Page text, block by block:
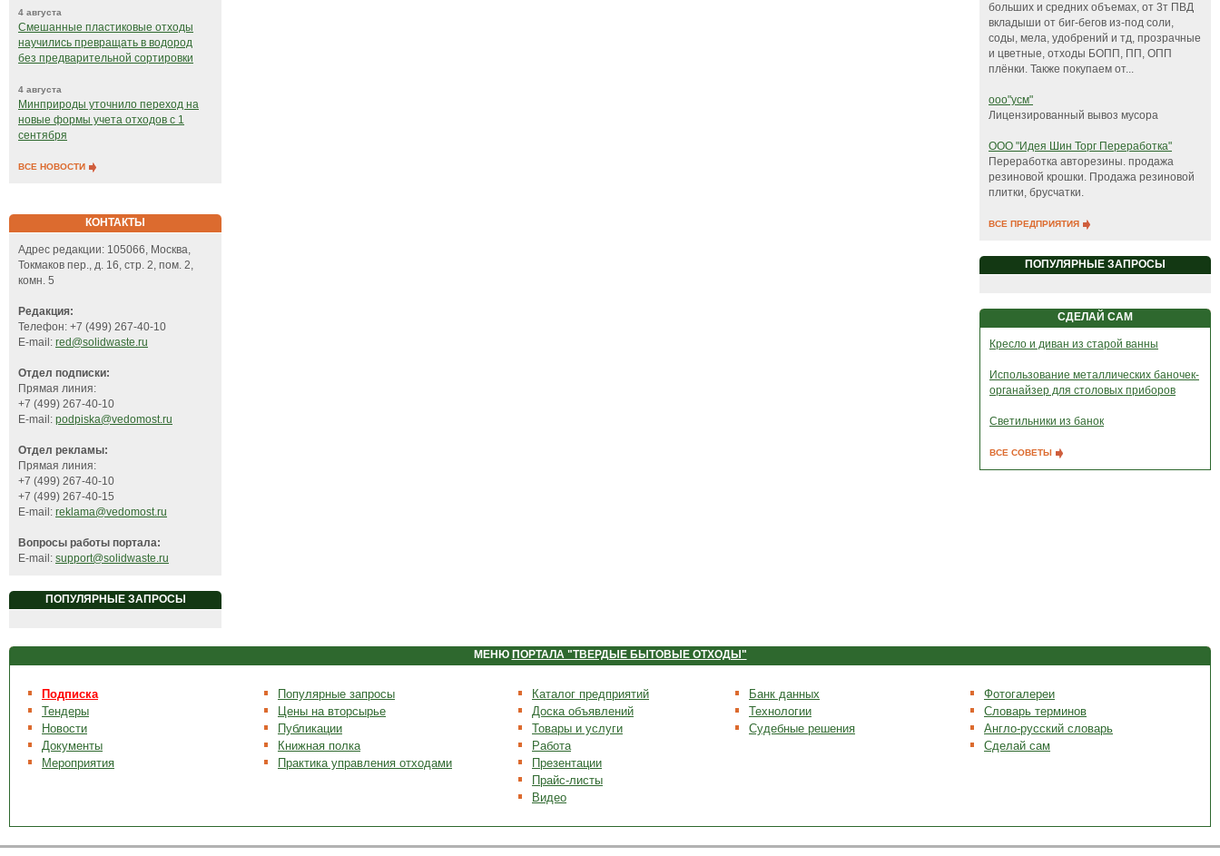
4 августа
Смешанные пластиковые отходы
научились превращать в водород
без предварительной сортировки
4 августа
Минприроды уточнило переход на
новые формы учета отходов с 1
сентября
ВСЕ НОВОСТИ
КОНТАКТЫ
Адрес редакции: 105066, Москва,
Токмаков пер., д. 16, стр. 2, пом. 2,
комн. 5
Редакция:
Телефон: +7 (499) 267-40-10
E-mail: red@solidwaste.ru
Отдел подписки:
Прямая линия:
+7 (499) 267-40-10
E-mail: podpiska@vedomost.ru
Отдел рекламы:
Прямая линия:
+7 (499) 267-40-10
+7 (499) 267-40-15
E-mail: reklama@vedomost.ru
Вопросы работы портала:
E-mail: support@solidwaste.ru
ПОПУЛЯРНЫЕ ЗАПРОСЫ
больших и средних объемах, от 3т ПВД
вкладыши от биг-бегов из-под соли,
соды, мела, удобрений и тд, прозрачные
и цветные, отходы БОПП, ПП, ОПП
плёнки. Также покупаем от...
ооо"усм"
Лицензированный вывоз мусора
ООО "Идея Шин Торг Переработка"
Переработка авторезины. продажа
резиновой крошки. Продажа резиновой
плитки, брусчатки.
ВСЕ ПРЕДПРИЯТИЯ
ПОПУЛЯРНЫЕ ЗАПРОСЫ
СДЕЛАЙ САМ
Кресло и диван из старой ванны
Использование металлических баночек-
органайзер для столовых приборов
Светильники из банок
ВСЕ СОВЕТЫ
МЕНЮ ПОРТАЛА "ТВЕРДЫЕ БЫТОВЫЕ ОТХОДЫ"
Подписка
Тендеры
Новости
Документы
Мероприятия
Популярные запросы
Цены на вторсырье
Публикации
Книжная полка
Практика управления отходами
Каталог предприятий
Доска объявлений
Товары и услуги
Работа
Презентации
Прайс-листы
Видео
Банк данных
Технологии
Судебные решения
Фотогалереи
Словарь терминов
Англо-русский словарь
Сделай сам